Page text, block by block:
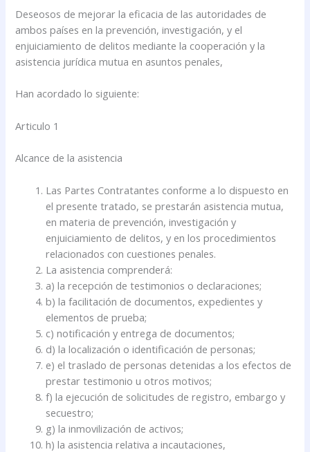
Deseosos de mejorar la eficacia de las autoridades de
ambos países en la prevención, investigación, y el
enjuiciamiento de delitos mediante la cooperación y la
asistencia jurídica mutua en asuntos penales,
Han acordado lo siguiente:
Articulo 1
Alcance de la asistencia
Las Partes Contratantes conforme a lo dispuesto en
el presente tratado, se prestarán asistencia mutua,
en materia de prevención, investigación y
enjuiciamiento de delitos, y en los procedimientos
relacionados con cuestiones penales.
La asistencia comprenderá:
a) la recepción de testimonios o declaraciones;
b) la facilitación de documentos, expedientes y
elementos de prueba;
c) notificación y entrega de documentos;
d) la localización o identificación de personas;
e) el traslado de personas detenidas a los efectos de
prestar testimonio u otros motivos;
f) la ejecución de solicitudes de registro, embargo y
secuestro;
g) la inmovilización de activos;
h) la asistencia relativa a incautaciones,